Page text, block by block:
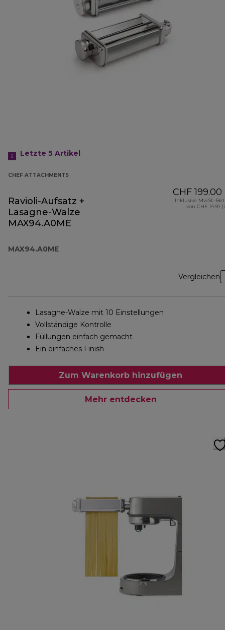
Letzte 5 Artikel
CHEF ATTACHMENTS
Ravioli-Aufsatz +
Lasagne-Walze
MAX94.A0ME
MAX94.A0ME
CHF 199.00
Inklusive MwSt.-
von CHF 14.91 (
Vergleichen
Lasagne-Walze mit 10 Einstellungen
Vollständige Kontrolle
Füllungen einfach gemacht
Ein einfaches Finish
Zum Warenkorb hinzufügen
Mehr entdecken